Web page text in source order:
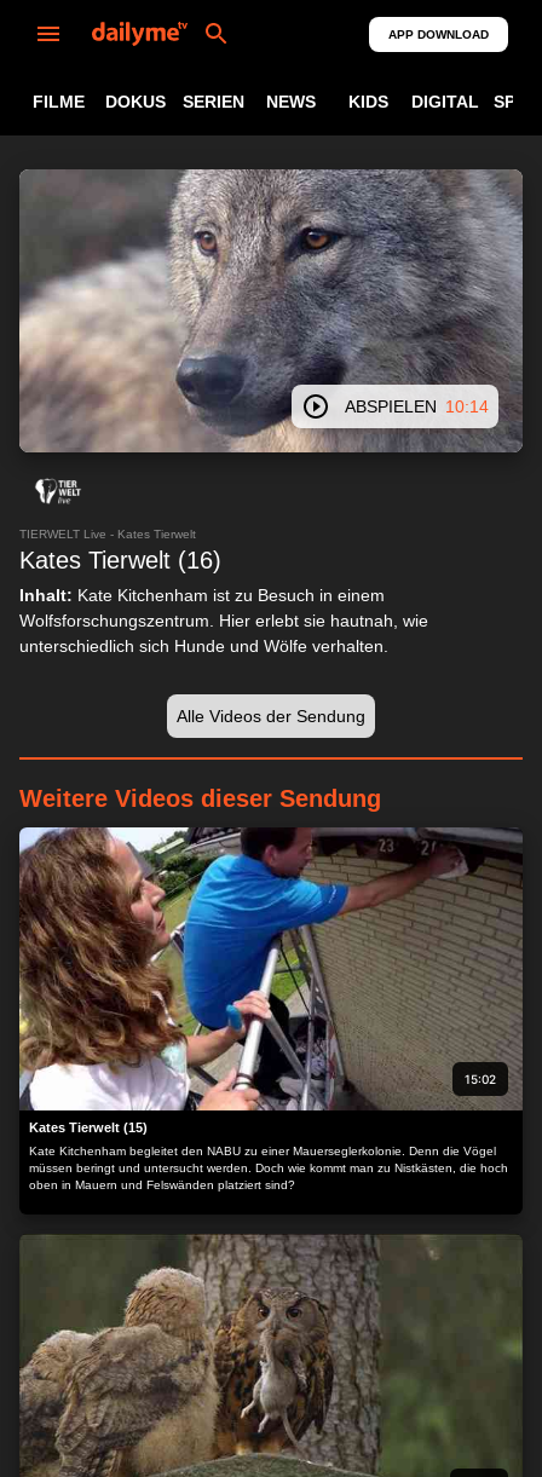
APP DOWNLOAD
FILME DOKUS SERIEN NEWS KIDS DIGITAL
ABSPIELEN 10:14
TIERWELT Live - Kates Tierwelt
Kates Tierwelt (16)
Inhalt: Kate Kitchenham ist zu Besuch in einem
Wolfsforschungszentrum. Hier erlebt sie hautnah, wie
unterschiedlich sich Hunde und Wölfe verhalten.
Alle Videos der Sendung
Weitere Videos dieser Sendung
15:02
Kates Tierwelt (15)
Kate Kitchenham begleitet den NABU zu einer Mauerseglerkolonie. Denn die Vögel
müssen beringt und untersucht werden. Doch wie kommt man zu Nistkästen, die hoch
oben in Mauern und Felswänden platziert sind?